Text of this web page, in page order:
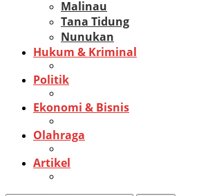
Malinau
Tana Tidung
Nunukan
Hukum & Kriminal
Politik
Ekonomi & Bisnis
Olahraga
Artikel